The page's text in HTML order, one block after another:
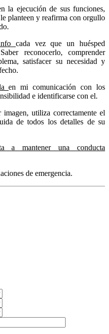
la ejecución de sus funciones,
planteen y reafirma con orgullo
cada vez que un huésped
reconocerlo, comprender
satisfacer su necesidad y
en mi comunicación con los
e identificarse con el.
utiliza correctamente el
de todos los detalles de su
a mantener una conducta
de emergencia.